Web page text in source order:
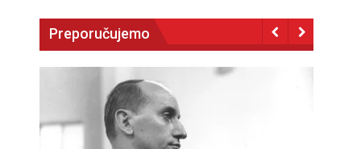
Preporučujemo